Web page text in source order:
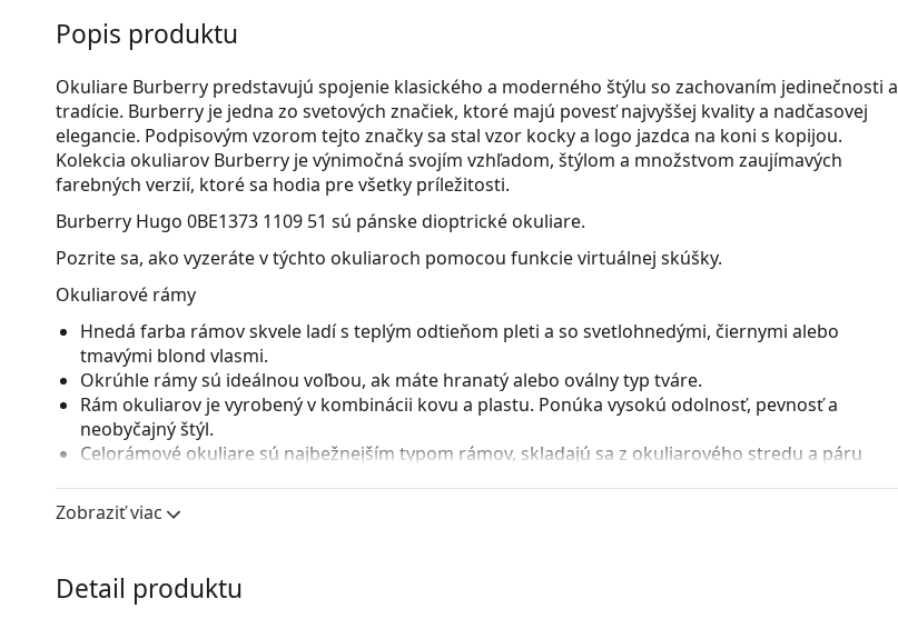
Popis produktu
Okuliare Burberry predstavujú spojenie klasického a moderného štýlu so zachovaním jedinečnosti a
tradície. Burberry je jedna zo svetových značiek, ktoré majú povesť najvyššej kvality a nadčasovej
elegancie. Podpisovým vzorom tejto značky sa stal vzor kocky a logo jazdca na koni s kopijou.
Kolekcia okuliarov Burberry je výnimočná svojím vzhľadom, štýlom a množstvom zaujímavých
farebných verzií, ktoré sa hodia pre všetky príležitosti.
Burberry Hugo 0BE1373 1109 51 sú pánske dioptrické okuliare.
Pozrite sa, ako vyzeráte v týchto okuliaroch pomocou funkcie virtuálnej skúšky.
Okuliarové rámy
Hnedá farba rámov skvele ladí s teplým odtieňom pleti a so svetlohnedými, čiernymi alebo
tmavými blond vlasmi.
Okrúhle rámy sú ideálnou voľbou, ak máte hranatý alebo oválny typ tváre.
Rám okuliarov je vyrobený v kombinácii kovu a plastu. Ponúka vysokú odolnosť, pevnosť a
neobyčajný štýl.
Celorámové okuliare sú najbežnejším typom rámov, skladajú sa z okuliarového stredu a páru
patrí pevnosť, odolnosť, spoľahlivé uchytenie okuliarových šošoviek a predovšetkým ich ochrana
pred poškodením. Tento druh rámu je vhodný pre všetky typy okuliarových šošoviek, vrátane tých
Nastaviteľné sedielka umožňujú jemnú úpravu pozície a usadenie okuliarov. Nosové opierky sa
prispôsobia tvaru nosa a zaistia tak väčší komfort pri nosení. Nastavenie sedielok by mal vždy
Zobraziť viac
Detail produktu